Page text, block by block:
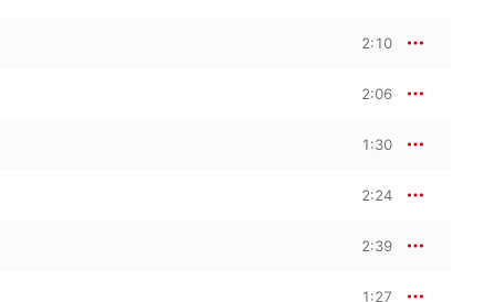
2:10
2:06
1:30
2:24
2:39
1:27